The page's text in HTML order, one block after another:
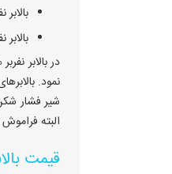
در بالابر
نمود.
شیر فشار
البته
قیمت